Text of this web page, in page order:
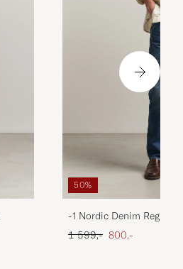
50%
-1 Nordic Denim Regular
Ordinær pris
1 599,- Nedsatt pris
800,-